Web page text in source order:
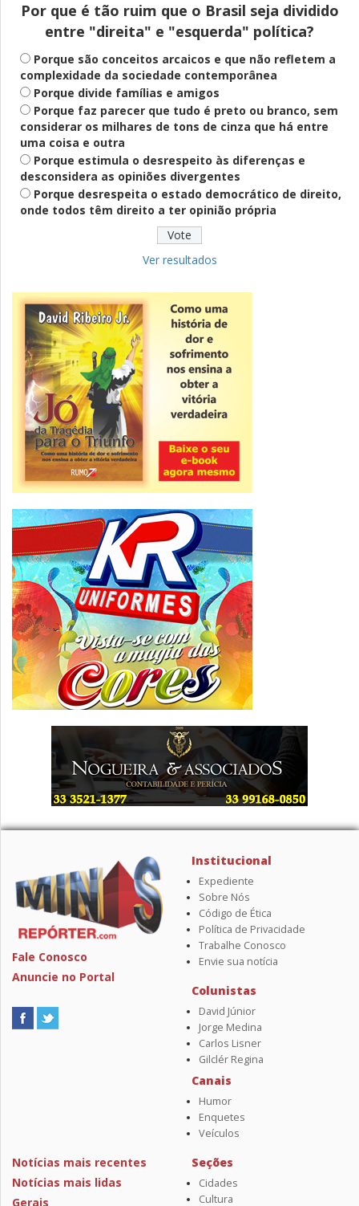
Saúde Mental
Plataforma oferece escuta em saúde
mental para jovens no SUS Digital
Definido
PT lança Patrus Ananias como candidato
ao governo de Minas Gerais
Fies: pré-selecionados têm até terça
para complementar informações
Novidade
CNPJ alfanumérico começa a ser emitido
nesta sexta
ver todas »
Por que é tão ruim que o Brasil seja dividido
entre "direita" e "esquerda" política?
Porque são conceitos arcaicos e que não refletem a
complexidade da sociedade contemporânea
Porque divide famílias e amigos
Porque faz parecer que tudo é preto ou branco, sem
considerar os milhares de tons de cinza que há entre
uma coisa e outra
Porque estimula o desrespeito às diferenças e
desconsidera as opiniões divergentes
Porque desrespeita o estado democrático de direito,
onde todos têm direito a ter opinião própria
Ver resultados
Fale Conosco
Anuncie no Portal
Institucional
Expediente
Sobre Nós
Código de Ética
Política de Privacidade
Trabalhe Conosco
Envie sua notícia
Colunistas
David Júnior
Jorge Medina
Carlos Lisner
Gilclér Regina
Canais
Humor
Enquetes
Veículos
Notícias mais recentes
Notícias mais lidas
Gerais
Seções
Cidades
Cultura